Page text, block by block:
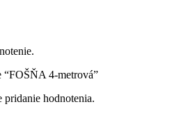
“FOŠŇA 4-metrová”
pridanie hodnotenia.